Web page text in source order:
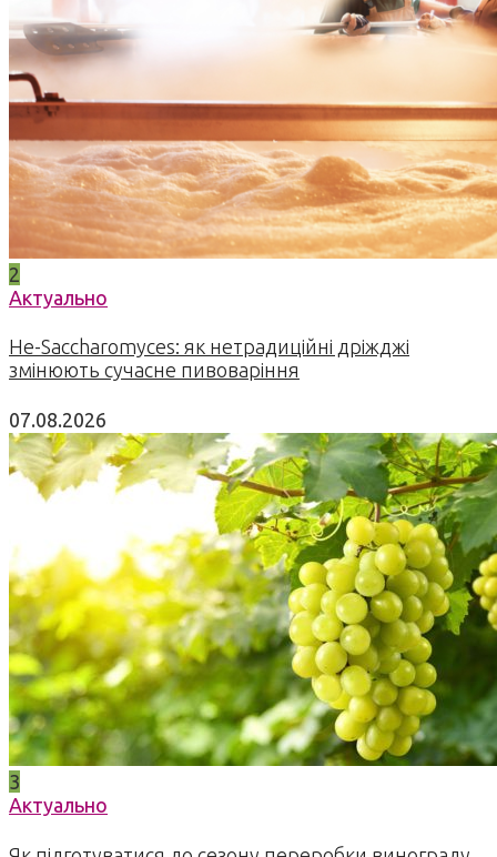
2
Актуально
Не-Saccharomyces: як нетрадиційні дріжджі
змінюють сучасне пивоваріння
07.08.2026
3
Актуально